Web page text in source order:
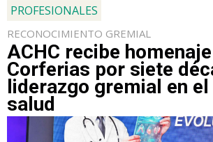
PROFESIONALES
RECONOCIMIENTO GREMIAL
ACHC recibe
Corferias por siete
liderazgo gremial en
salud